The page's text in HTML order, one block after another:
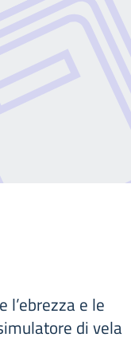
l’ebrezza e le
di vela